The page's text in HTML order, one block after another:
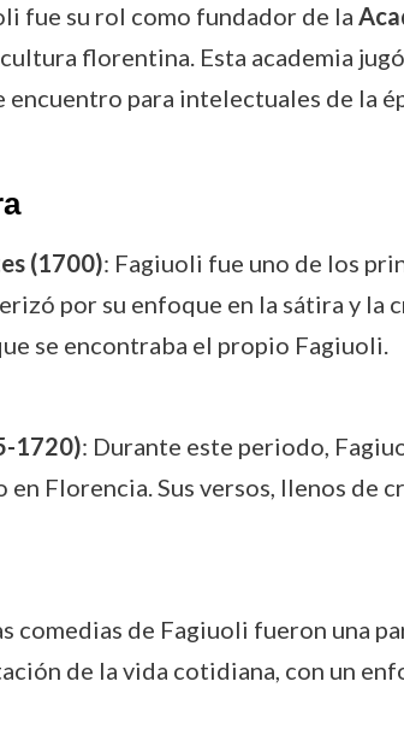
fue su rol como fundador de la
florentina. Esta academia
para intelectuales de la
(1700): Fagiuoli fue uno de los
por su enfoque en la sátira y la
se encontraba el propio Fagiuoli.
1720): Durante este periodo,
Florencia. Sus versos, llenos de
comedias de Fagiuoli fueron una
de la vida cotidiana, con un